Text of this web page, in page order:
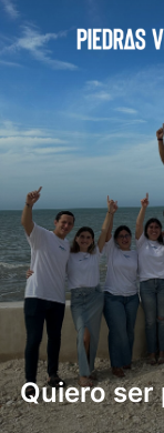
Saltar
al
Quiero ser